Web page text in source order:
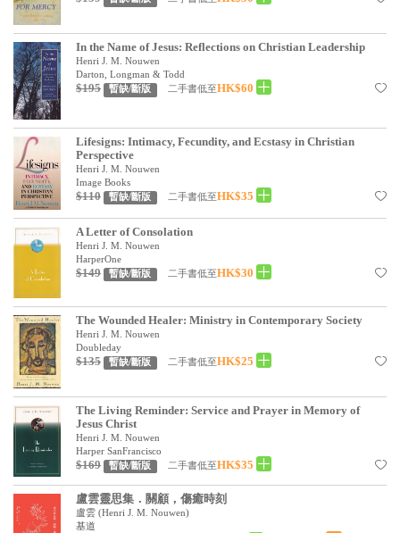
In the Name of Jesus: Reflections on Christian Leadership
Henri J. M. Nouwen
Darton, Longman & Todd
$195 暫缺/斷版 二手書低至HK$60
Lifesigns: Intimacy, Fecundity, and Ecstasy in Christian
Perspective
Henri J. M. Nouwen
Image Books
$110 暫缺/斷版 二手書低至HK$35
A Letter of Consolation
Henri J. M. Nouwen
HarperOne
$149 暫缺/斷版 二手書低至HK$30
The Wounded Healer: Ministry in Contemporary Society
Henri J. M. Nouwen
Doubleday
$135 暫缺/斷版 二手書低至HK$25
The Living Reminder: Service and Prayer in Memory of
Jesus Christ
Henri J. M. Nouwen
Harper SanFrancisco
$169 暫缺/斷版 二手書低至HK$35
盧雲靈思集．關顧，傷癒時刻
盧雲 (Henri J. M. Nouwen)
基道